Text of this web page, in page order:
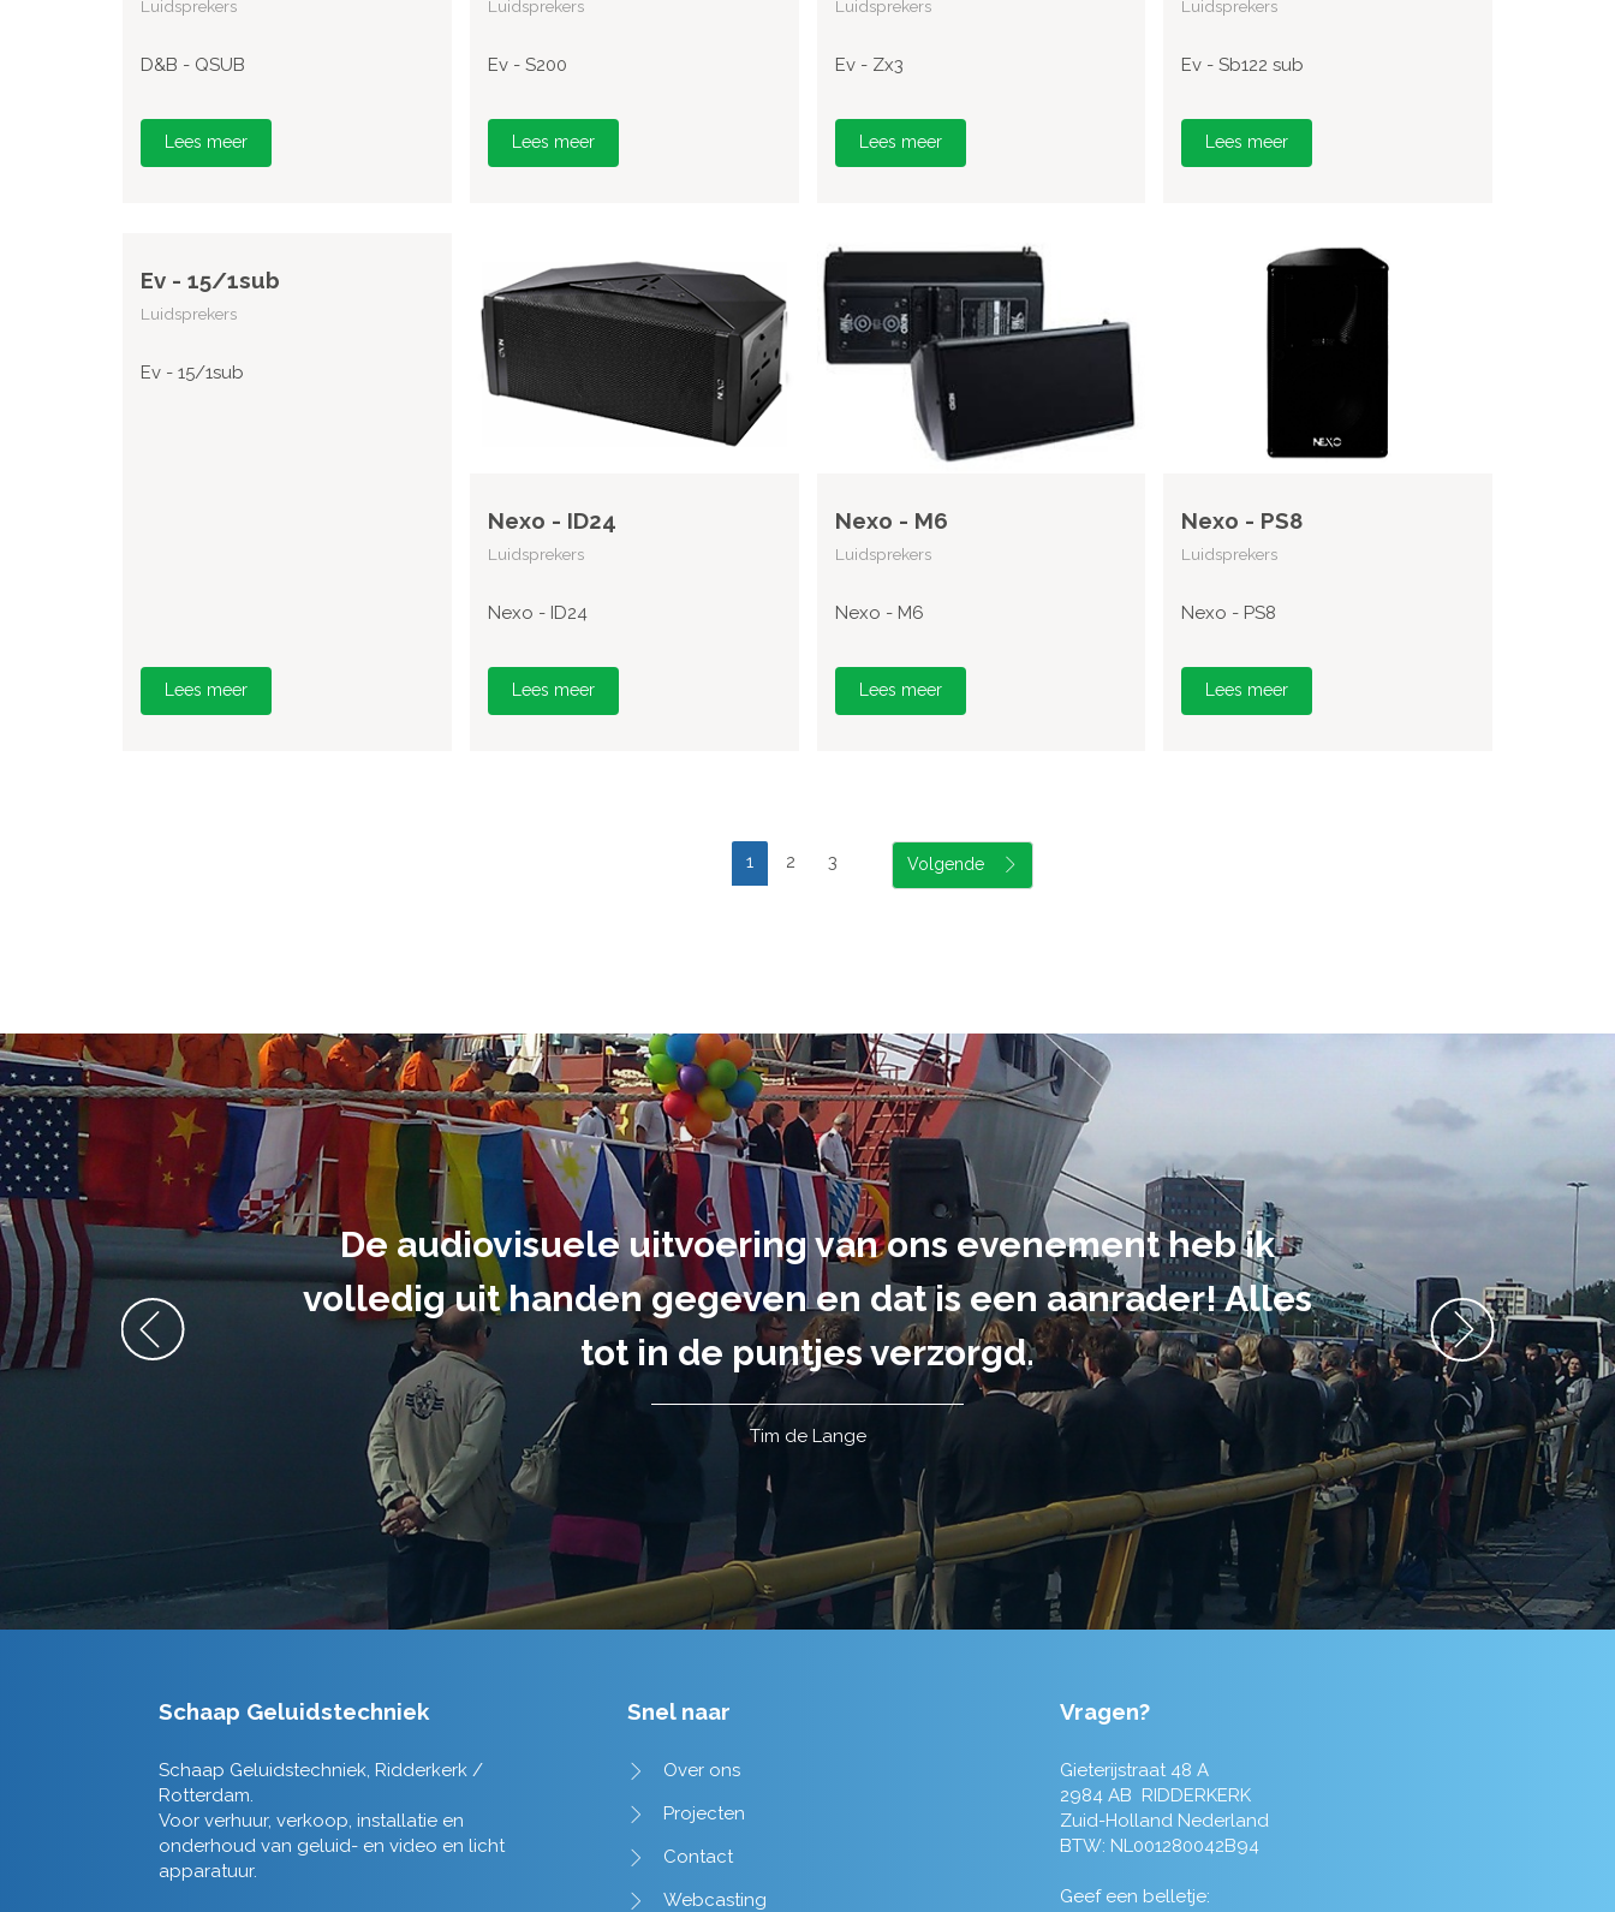
Luidsprekers
D&B - QSUB
Lees meer
Luidsprekers
Ev - S200
Lees meer
Luidsprekers
Ev - Zx3
Lees meer
Luidsprekers
Ev - Sb122 sub
Lees meer
Ev - 15/1sub
Luidsprekers
Ev - 15/1sub
Lees meer
Nexo - ID24
Luidsprekers
Nexo - ID24
Lees meer
Nexo - M6
Luidsprekers
Nexo - M6
Lees meer
Nexo - PS8
Luidsprekers
Nexo - PS8
Lees meer
1 2 3
De opdrachtgever en de bezoekers van ons evenement
waren uiterst tevreden. Zonder jullie zou het evenement
niet zo goed gelukt zijn. Top!
Organisatie ondernemersdiner
Schaap Geluidstechniek
Schaap Geluidstechniek, Ridderkerk /
Rotterdam.
Voor verhuur, verkoop, installatie en
onderhoud van geluid- en video en licht
apparatuur.
Snel naar
Over ons
Projecten
Contact
Webcasting
Vragen?
Gieterijstraat 48 A
2984 AB RIDDERKERK
Zuid-Holland Nederland
BTW: NL001280042B94
Geef een belletje: